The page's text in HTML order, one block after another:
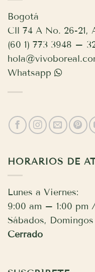
Bogotá
Cll 74 A No. 26-21,
(60 1) 773 3948 –
Whatsapp
HORARIOS DE
Lunes a Viernes:
9:00 am – 1:00 pm
Sábados,
Cerrado